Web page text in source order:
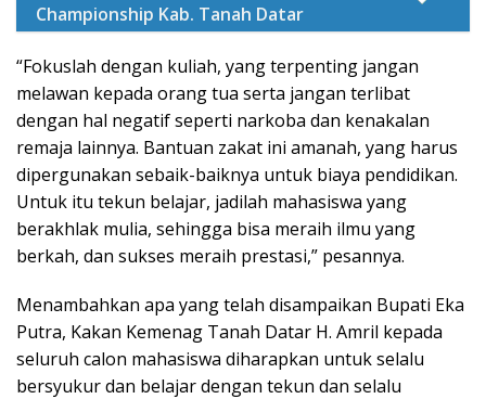
Championship Kab. Tanah Datar
“Fokuslah dengan kuliah, yang terpenting jangan
melawan kepada orang tua serta jangan terlibat
dengan hal negatif seperti narkoba dan kenakalan
remaja lainnya. Bantuan zakat ini amanah, yang harus
dipergunakan sebaik-baiknya untuk biaya pendidikan.
Untuk itu tekun belajar, jadilah mahasiswa yang
berakhlak mulia, sehingga bisa meraih ilmu yang
berkah, dan sukses meraih prestasi,” pesannya.
Menambahkan apa yang telah disampaikan Bupati Eka
Putra, Kakan Kemenag Tanah Datar H. Amril kepada
seluruh calon mahasiswa diharapkan untuk selalu
bersyukur dan belajar dengan tekun dan selalu